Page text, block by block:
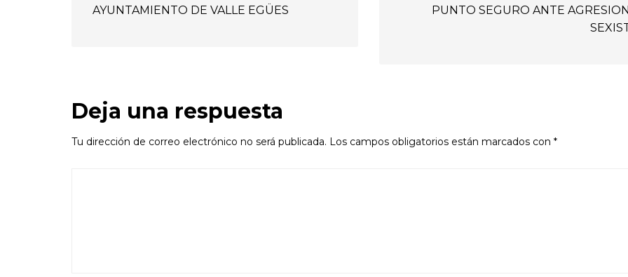
AYUNTAMIENTO DE VALLE EGÜES
PUNTO SEGURO ANTE
Deja una respuesta
Tu dirección de correo electrónico no será publicada. Los campos obligatorios están marcados con *